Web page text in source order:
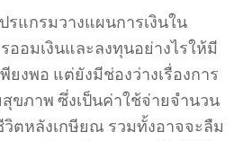
รแกรมวางแผนการเงินใน
ออมเงินและลงทุนอย่างไรให้มี
ยงพอ แต่ยังมีช่องว่างเรื่องการ
ขภาพ ซึ่งเป็นค่าใช้จ่ายจำนวน
ตหลังเกษียณ รวมทั้งอาจจะลืม